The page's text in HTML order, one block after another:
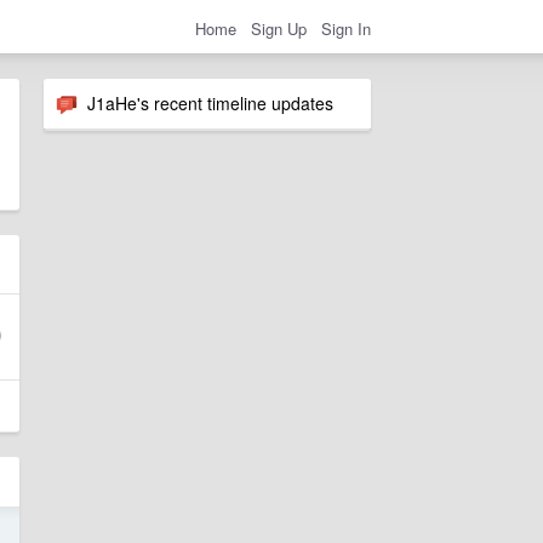
Home Sign Up Sign In
J1aHe's recent timeline updates